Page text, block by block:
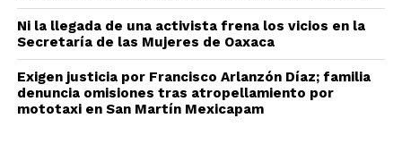
Ni la llegada de una activista frena los vicios en la
Secretaría de las Mujeres de Oaxaca
Exigen justicia por Francisco Arlanzón Díaz; familia
denuncia omisiones tras atropellamiento por
mototaxi en San Martín Mexicapam